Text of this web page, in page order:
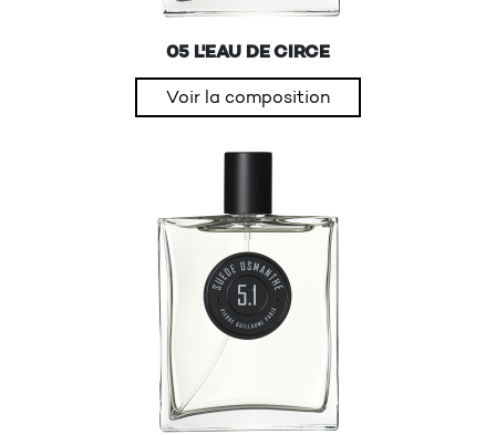
05 L'EAU DE CIRCE
Voir la composition